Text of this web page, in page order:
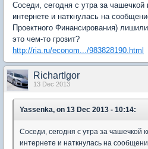
Соседи, сегодня с утра за
интернете и наткнулась на
Проектного Финансирования)
это чем-то грозит?
http://ria.ru/econom.../983828190.html
RichartIgor
13 Dec 2013
Yassenka, on 13 Dec 2013 - 10:14:
Соседи, сегодня с утра за чашечкой
интернете и наткнулась на